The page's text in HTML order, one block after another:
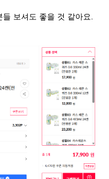
보셔도 좋을 것 같아요.